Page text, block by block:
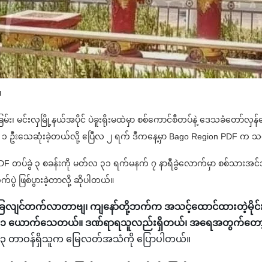
မ်း၊ မင်းလှမြို့နယ်အပိုင် ပဲခူးရိုးမထဲမှာ စစ်ကောင်စီတပ်နဲ့ ဒေသခံတော်
ဦးသေဆုံးခဲ့တယ်လို့ ဧပြီလ ၂ ရက် ဒီကနေ့မှာ Bago Region PDF က
တပ်ခွဲ ၃ စခန်းကို မတ်လ ၃၁ ရက်မနက် ၇ နာရီခွဲလောက်မှာ စစ်သားအင်အာ
ဖြစ်ပွားခဲ့တာလို့ ဆိုပါတယ်။
ြေလျင်တက်လာတာဗျ၊ ကျနော်တို့ဘက်က အသင့်ထောင်ထားတဲ့မိုင်း
၁ ယောက်သေတယ်။ ဒဏ်ရာရသူလည်းရှိတယ်၊ အရေအတွက်တေ
၃ တာဝန်ရှိသူက မြေလတ်အသံကို ပြောပါတယ်။